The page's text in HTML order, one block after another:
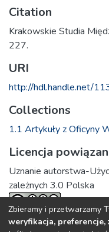
Citation
Krakowskie Studia
227.
URI
http://hdl.handle.net/
Collections
1.1 Artykuły z Oficyny
Licencja
Uznanie autorstwa-
zależnych 3.0 Polska
Zbieramy i przetwarzamy
weryfikacja, preferencje,